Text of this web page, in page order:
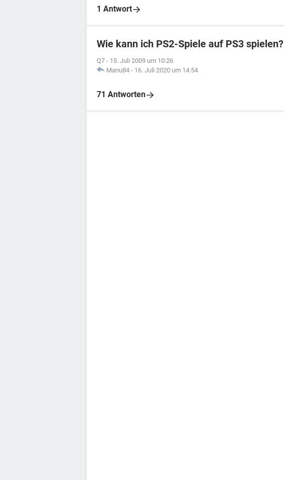
1 Antwort
Wie kann ich PS2-Spiele auf PS3 spielen?
Q7 - 15. Juli 2009 um 10:26
Manu84 - 16. Juli 2020 um 14:54
71 Antworten